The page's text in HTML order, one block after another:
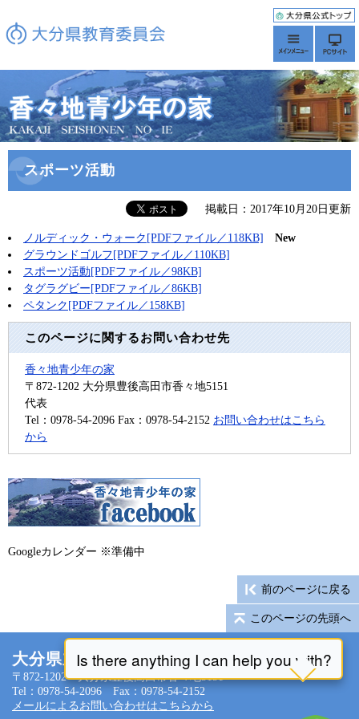
スポーツ活動
掲載日：2017年10月20日更新
ノルディック・ウォーク[PDFファイル／118KB]
New
グラウンドゴルフ[PDFファイル／110KB]
スポーツ活動[PDFファイル／98KB]
タグラグビー[PDFファイル／86KB]
ペタンク[PDFファイル／158KB]
このページに関するお問い合わせ先
香々地青少年の家
〒872-1202 大分県豊後高田市香々地5151
代表
Tel：0978-54-2096 Fax：0978-54-2152 お問い合わせはこちら
から
Googleカレンダー ※準備中
前のページに戻る
このページの先頭へ
大分県立香々地青少年の家
〒872-1202 大分県豊後高田市香々地5151
Tel：0978-54-2096 Fax：0978-54-2152
メールによるお問い合わせはこちらから